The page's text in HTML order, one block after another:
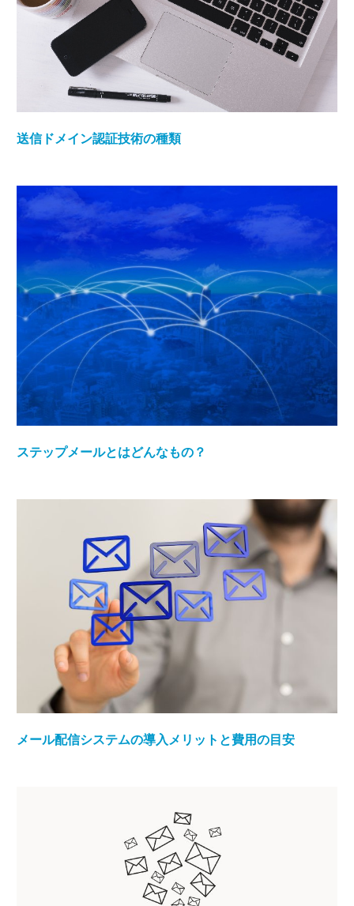
送信ドメイン認証技術の種類
ステップメールとはどんなもの？
メール配信システムの導入メリットと費用の目安